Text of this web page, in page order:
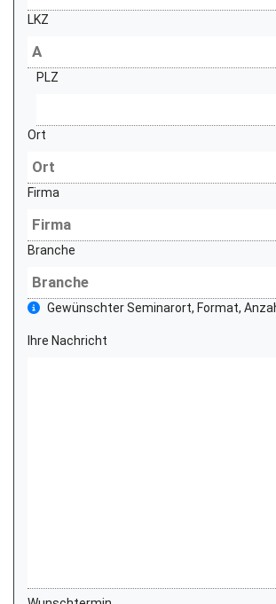
LKZ
PLZ
Ort
Firma
Branche
Gewünschter Seminarort, Format,
Ihre Nachricht